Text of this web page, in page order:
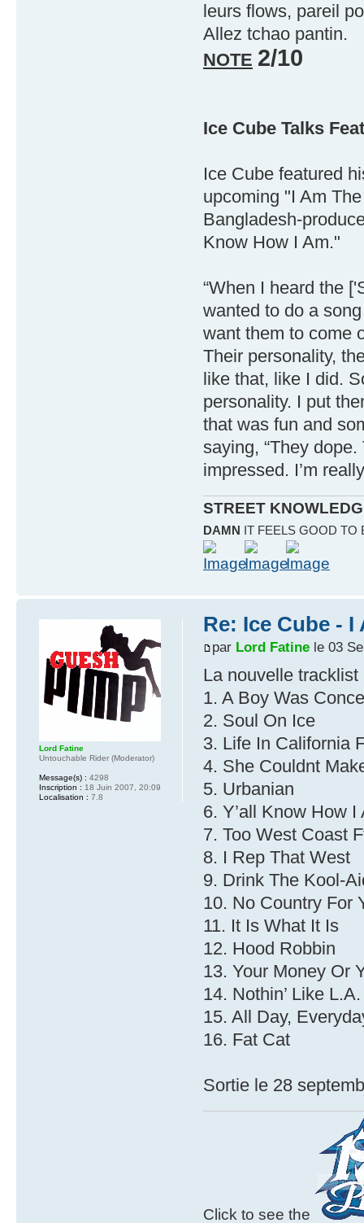
leurs flows, pareil
Allez tchao pantin.
NOTE 2/10
Ice Cube Talks
Ice Cube featured
upcoming "I Am
Bangladesh-
Know How I Am."
“When I heard the
wanted to do a
want them to come
Their personality,
like that, like I did.
personality. I put
that was fun and
saying, “They
impressed. I’m
STREET
DAMN IT FEELS GOOD TO
Re: Ice Cube - I
par Lord Fatine le 03
La nouvelle tracklist
1. A Boy Was
2. Soul On Ice
3. Life In California
4. She Couldnt
5. Urbanian
6. Y’all Know How
7. Too West Coast
8. I Rep That West
9. Drink The Kool-
10. No Country For
11. It Is What It Is
12. Hood Robbin
13. Your Money Or
14. Nothin’ Like L.A.
15. All Day,
16. Fat Cat
Sortie le 28
Click to see the
Lord Fatine
Untouchable Rider (Moderator)
Message(s) : 4298
Inscription : 18 Juin 2007, 20:09
Localisation : 7.8